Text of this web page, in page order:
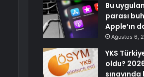
Bu
parası
Apple’ın
Ağustos 6,
YKS
oldu? 2026
sınavında